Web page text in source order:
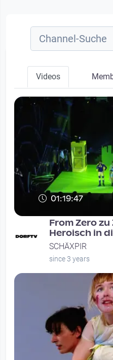
Videos
01:19:47
From Zero zu
Heroisch in
SCHÄXPIR
since 3 years